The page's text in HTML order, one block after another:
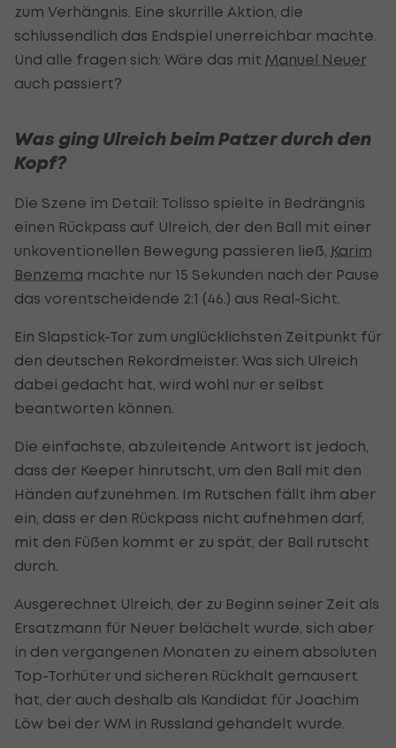
zum Verhängnis. Eine skurrille Aktion, die
schlussendlich das Endspiel unerreichbar machte.
Und alle fragen sich: Wäre das mit Manuel Neuer
auch passiert?
Was ging Ulreich beim Patzer durch den
Kopf?
Die Szene im Detail: Tolisso spielte in Bedrängnis
einen Rückpass auf Ulreich, der den Ball mit einer
unkoventionellen Bewegung passieren ließ, Karim
Benzema machte nur 15 Sekunden nach der Pause
das vorentscheidende 2:1 (46.) aus Real-Sicht.
Ein Slapstick-Tor zum unglücklichsten Zeitpunkt für
den deutschen Rekordmeister. Was sich Ulreich
dabei gedacht hat, wird wohl nur er selbst
beantworten können.
Die einfachste, abzuleitende Antwort ist jedoch,
dass der Keeper hinrutscht, um den Ball mit den
Händen aufzunehmen. Im Rutschen fällt ihm aber
ein, dass er den Rückpass nicht aufnehmen darf,
mit den Füßen kommt er zu spät, der Ball rutscht
durch.
Ausgerechnet Ulreich, der zu Beginn seiner Zeit als
Ersatzmann für Neuer belächelt wurde, sich aber
in den vergangenen Monaten zu einem absoluten
Top-Torhüter und sicheren Rückhalt gemausert
hat, der auch deshalb als Kandidat für Joachim
Löw bei der WM in Russland gehandelt wurde.